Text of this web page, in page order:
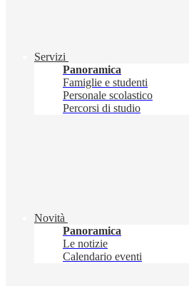
Servizi
Panoramica
Famiglie e studenti
Personale scolastico
Percorsi di studio
Novità
Panoramica
Le notizie
Calendario eventi